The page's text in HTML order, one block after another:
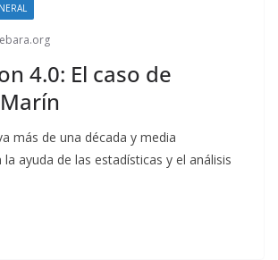
4.0: El caso de
más de una década y media
ayuda de las estadísticas y el análisis